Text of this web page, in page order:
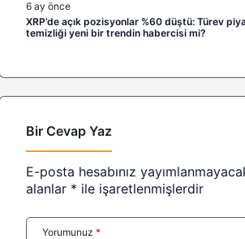
6 ay önce
XRP’de açık pozisyonlar %60 düştü: Türev
temizliği yeni bir trendin habercisi mi?
Bir Cevap Yaz
E-posta hesabınız
alanlar * ile işaretlenmişlerdir
Yorumunuz *